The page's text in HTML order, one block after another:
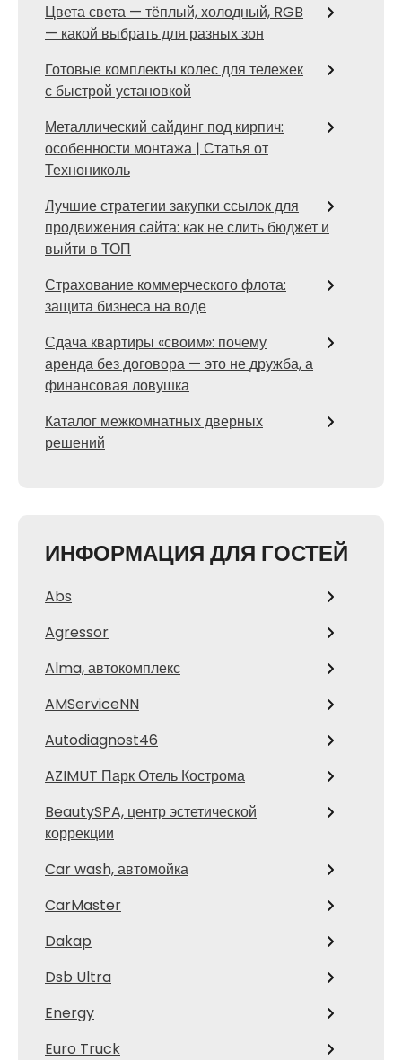
Цвета света — тёплый, холодный, RGB
— какой выбрать для разных зон
Готовые комплекты колес для тележек
с быстрой установкой
Металлический сайдинг под кирпич:
особенности монтажа | Статья от
Технониколь
Лучшие стратегии закупки ссылок для
продвижения сайта: как не слить бюджет и
выйти в ТОП
Страхование коммерческого флота:
защита бизнеса на воде
Сдача квартиры «своим»: почему
аренда без договора — это не дружба, а
финансовая ловушка
Каталог межкомнатных дверных
решений
ИНФОРМАЦИЯ ДЛЯ ГОСТЕЙ
Abs
Agressor
Alma, автокомплекс
AMServiceNN
Autodiagnost46
AZIMUT Парк Отель Кострома
BeautySPA, центр эстетической
коррекции
Car wash, автомойка
CarMaster
Dakap
Dsb Ultra
Energy
Euro Truck